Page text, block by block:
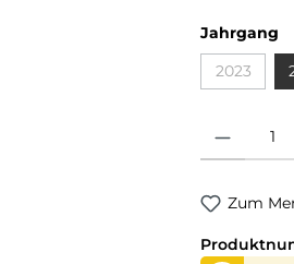
Jahrgang
2023
Zum